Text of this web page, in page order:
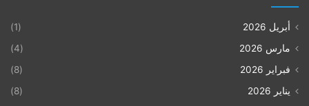
أبريل 2026
(1)
مارس 2026
(4)
فبراير 2026
(8)
يناير 2026
(8)